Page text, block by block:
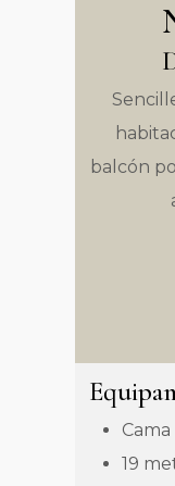
balcón
19